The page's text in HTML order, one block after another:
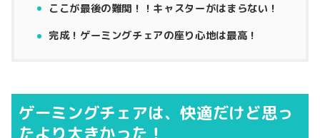
ここが最後の難関！！キャスターがはまらない！
完成！ゲーミングチェアの座り心地は最高！
ゲーミングチェアは、快適だけど思っ